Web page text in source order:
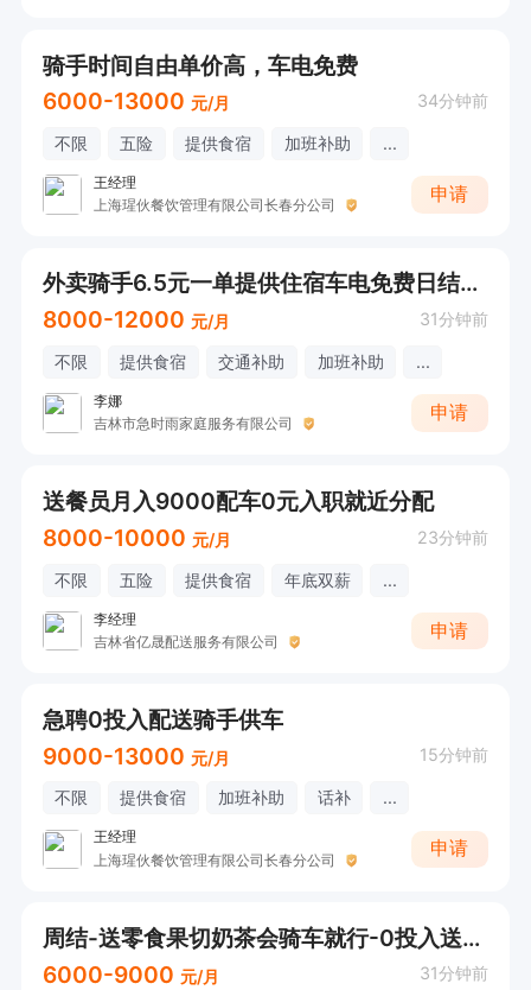
骑手时间自由单价高，车电免费
6000-13000 元/月 34分钟前
不限 五险 提供食宿 加班补助 ...
王经理
上海瑆伙餐饮管理有限公司长春分公司
申请
外卖骑手6.5元一单提供住宿车电免费日结工资
8000-12000 元/月 31分钟前
不限 提供食宿 交通补助 加班补助 ...
李娜
吉林市急时雨家庭服务有限公司
申请
送餐员月入9000配车0元入职就近分配
8000-10000 元/月 23分钟前
不限 五险 提供食宿 年底双薪 ...
李经理
吉林省亿晟配送服务有限公司
申请
急聘0投入配送骑手供车
9000-13000 元/月 15分钟前
不限 提供食宿 加班补助 话补 ...
王经理
上海瑆伙餐饮管理有限公司长春分公司
申请
周结-送零食果切奶茶会骑车就行-0投入送餐员
6000-9000 元/月 31分钟前